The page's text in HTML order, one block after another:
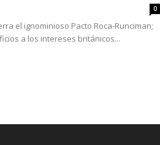
0
el ignominioso Pacto Roca-Runciman;
a los intereses británicos...